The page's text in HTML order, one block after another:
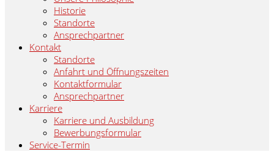
Historie
Standorte
Ansprechpartner
Kontakt
Standorte
Anfahrt und Öffnungszeiten
Kontaktformular
Ansprechpartner
Karriere
Karriere und Ausbildung
Bewerbungsformular
Service-Termin